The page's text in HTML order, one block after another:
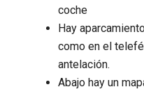
coche
Hay
como en el
antelación.
Abajo hay un